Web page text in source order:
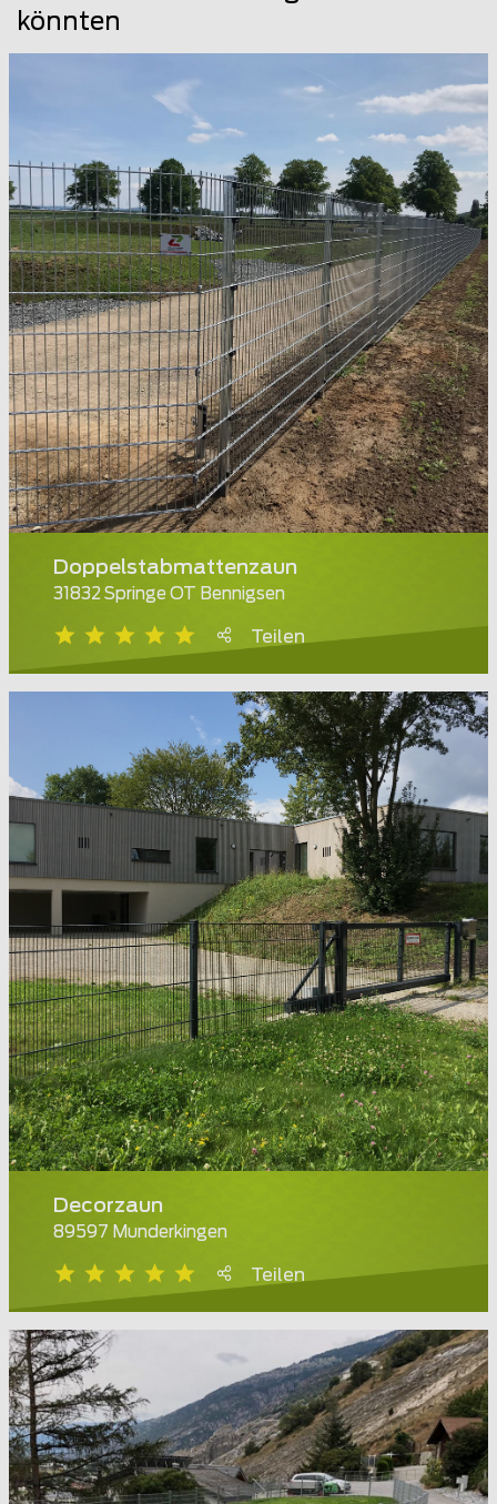
könnten
Doppelstabmattenzaun
31832 Springe OT Bennigsen
Teilen
Decorzaun
89597 Munderkingen
Teilen